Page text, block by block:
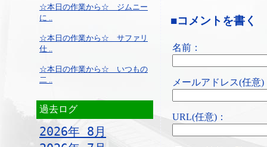
☆本日の作業から☆ ジムニー
に ..
☆本日の作業から☆ サファリ
仕 ..
☆本日の作業から☆ いつもの
二 ..
過去ログ
2026年 8月
■コメントを書く
名前：
メールアドレス(任意)
URL(任意)：